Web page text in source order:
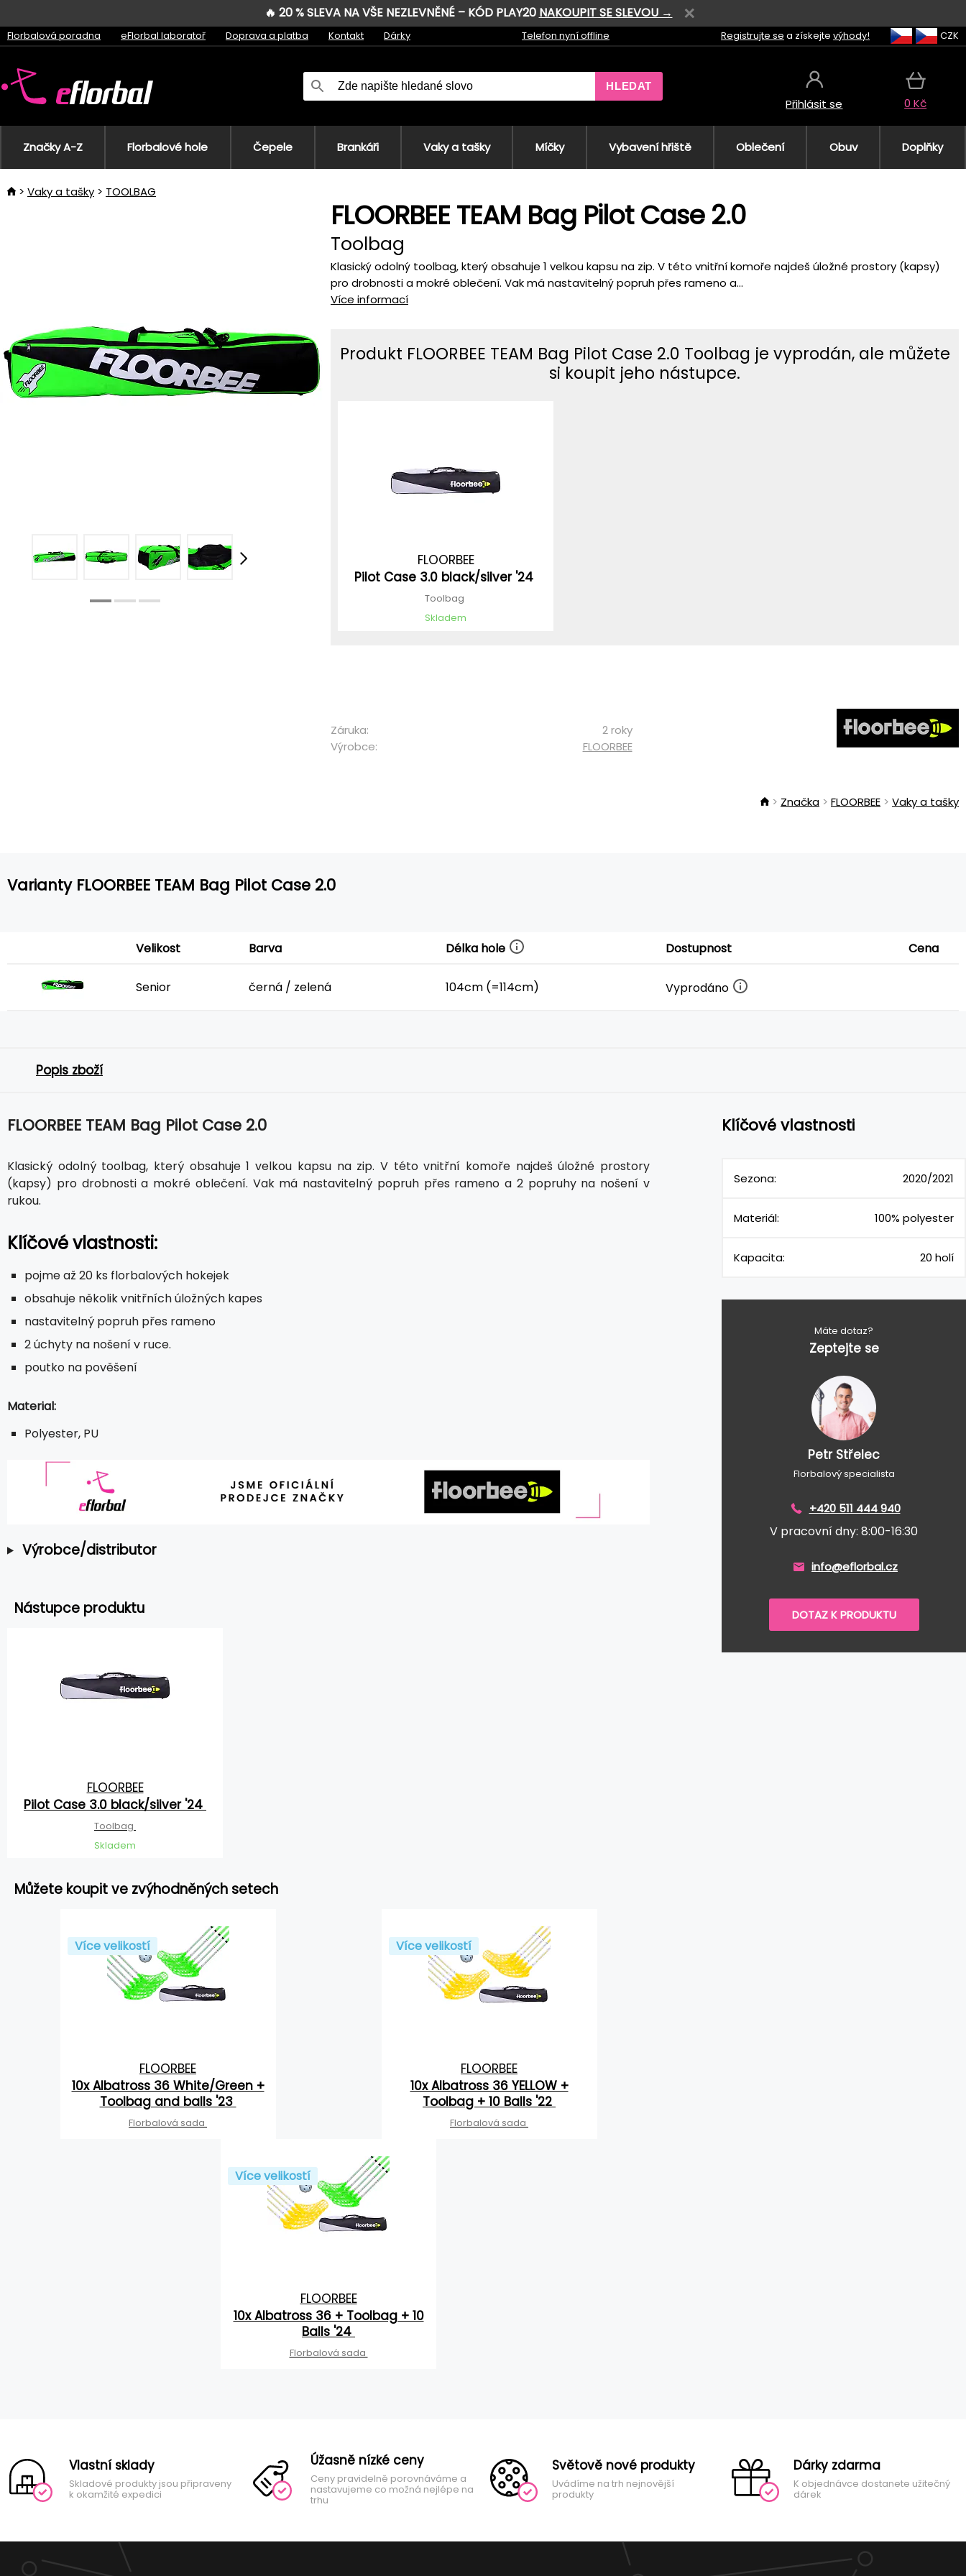
🔥 20 % SLEVA NA VŠE NEZLEVNĚNÉ – KÓD PLAY20 NAKOUPIT SE SLEVOU →
Florbalová poradna eFlorbal laboratoř Doprava a platba Kontakt Dárky Telefon nyní offline Registrujte se a získejte výhody! CZK
HLEDAT
Přihlásit se 0 Kč
Značky A-Z Florbalové hole Čepele Brankáři Vaky a tašky Míčky Vybavení hřiště Oblečení Obuv Doplňky
Vaky a tašky TOOLBAG
FLOORBEE TEAM Bag Pilot Case 2.0
Toolbag
Klasický odolný toolbag, který obsahuje 1 velkou kapsu na zip. V této vnitřní komoře najdeš úložné prostory (kapsy)
pro drobnosti a mokré oblečení. Vak má nastavitelný popruh přes rameno a...
Více informací
Produkt FLOORBEE TEAM Bag Pilot Case 2.0 Toolbag je vyprodán, ale můžete
si koupit jeho nástupce.
FLOORBEE
Pilot Case 3.0 black/silver '24
Toolbag
Skladem
Záruka:
2 roky
Výrobce:
FLOORBEE
Značka FLOORBEE Vaky a tašky
Varianty FLOORBEE TEAM Bag Pilot Case 2.0
Velikost Barva Délka hole Dostupnost Cena
Senior černá / zelená 104cm (=114cm) Vyprodáno
Popis zboží
FLOORBEE TEAM Bag Pilot Case 2.0
Klasický odolný toolbag, který obsahuje 1 velkou kapsu na zip. V této vnitřní komoře najdeš úložné prostory
(kapsy) pro drobnosti a mokré oblečení. Vak má nastavitelný popruh přes rameno a 2 popruhy na nošení v
rukou.
Klíčové vlastnosti:
pojme až 20 ks florbalových hokejek
obsahuje několik vnitřních úložných kapes
nastavitelný popruh přes rameno
2 úchyty na nošení v ruce.
poutko na pověšení
Material:
Polyester, PU
Výrobce/distributor
Nástupce produktu
FLOORBEE
Pilot Case 3.0 black/silver '24
Toolbag
Skladem
Můžete koupit ve zvýhodněných setech
Více velikostí
FLOORBEE
10x Albatross 36 White/Green +
Toolbag and balls '23
Florbalová sada
Více velikostí
FLOORBEE
10x Albatross 36 YELLOW +
Toolbag + 10 Balls '22
Florbalová sada
Více velikostí
FLOORBEE
10x Albatross 36 + Toolbag + 10
Balls '24
Florbalová sada
Klíčové vlastnosti
Sezona: 2020/2021
Materiál: 100% polyester
Kapacita: 20 holí
Máte dotaz?
Zeptejte se
Petr Střelec
Florbalový specialista
+420 511 444 940
V pracovní dny: 8:00-16:30
info@eflorbal.cz
DOTAZ K PRODUKTU
Vlastní sklady
Skladové produkty jsou připraveny
k okamžité expedici
Úžasně nízké ceny
Ceny pravidelně porovnáváme a
nastavujeme co možná nejlépe na
trhu
Světově nové produkty
Uvádíme na trh nejnovější
produkty
Dárky zdarma
K objednávce dostanete užitečný
dárek